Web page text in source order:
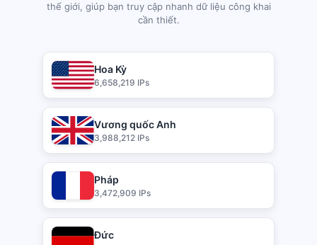
thế giới, giúp bạn truy cập nhanh dữ liệu công khai
cần thiết.
Hoa Kỳ
6,658,219 IPs
Vương quốc Anh
3,988,212 IPs
Pháp
3,472,909 IPs
Đức